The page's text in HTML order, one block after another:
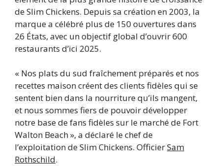
de Slim Chickens. Depuis sa création en 2003, la
marque a célébré plus de 150 ouvertures dans
26 États, avec un objectif global d’ouvrir 600
restaurants d’ici 2025.
« Nos plats du sud fraîchement préparés et nos
recettes maison créent des clients fidèles qui se
sentent bien dans la nourriture qu’ils mangent,
et nous sommes fiers de pouvoir développer
notre base de fans fidèles sur le marché de Fort
Walton Beach », a déclaré le chef de
l’exploitation de Slim Chickens. OfficierSam
Rothschild.